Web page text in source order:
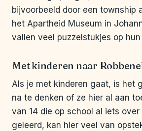
bijvoorbeeld door een township
het Apartheid Museum in
vallen veel puzzelstukjes op hun
Met kinderen naar
Als je met kinderen gaat, is het
na te denken of ze hier al aan
van 14 die op school al iets
geleerd, kan hier veel van